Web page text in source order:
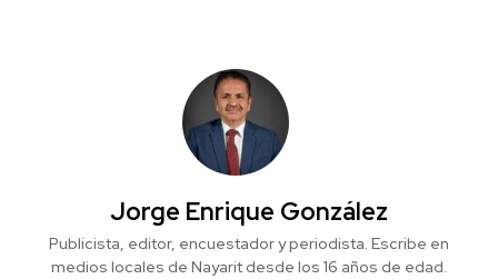
Jorge Enrique González
Publicista, editor, encuestador y periodista. Escribe en
medios locales de Nayarit desde los 16 años de edad.